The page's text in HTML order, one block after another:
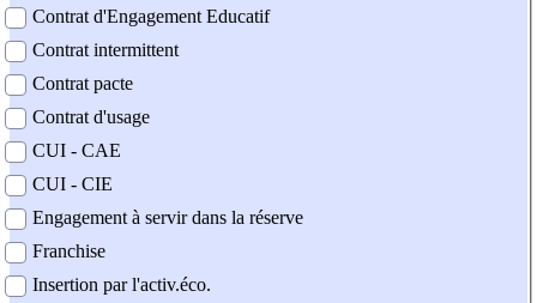
Contrat d'Engagement Educatif
Contrat intermittent
Contrat pacte
Contrat d'usage
CUI - CAE
CUI - CIE
Engagement à servir dans la réserve
Franchise
Insertion par l'activ.éco.